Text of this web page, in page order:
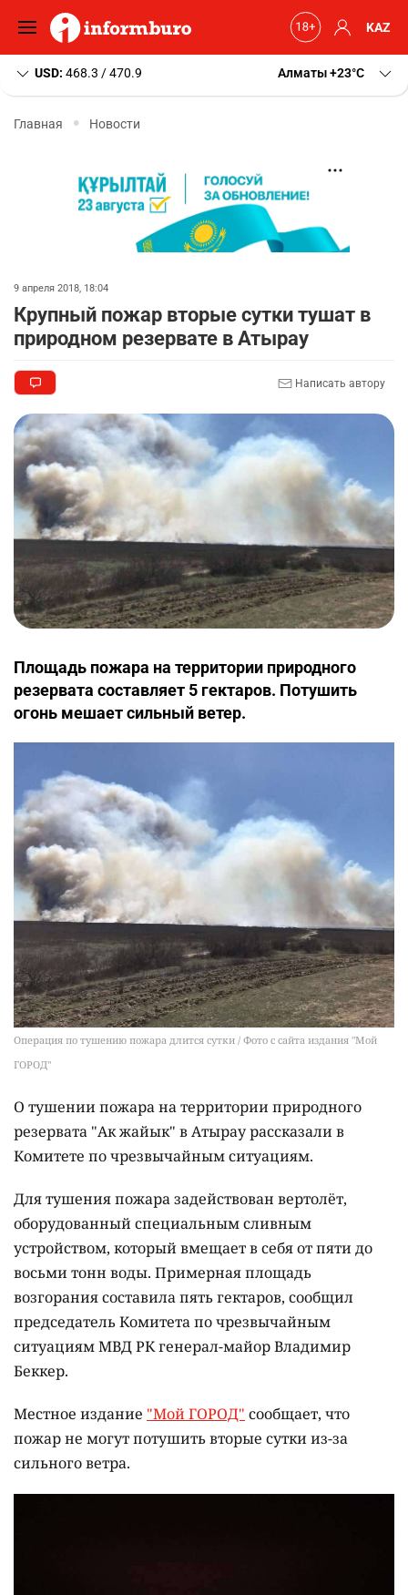
KAZ
USD: 468.3 / 470.9 Алматы+23 C
Главная Новости
9 апреля 2018, 18:04
Крупный пожар вторые сутки тушат в
природном резервате в Атырау
Написать автору
Площадь пожара на территории природного
резервата составляет 5 гектаров. Потушить
огонь мешает сильный ветер.
Операция по тушению пожара длится сутки / Фото с сайта издания "Мой
ГОРОД"
О тушении пожара на территории природного
резервата "Ак жайык" в Атырау рассказали в
Комитете по чрезвычайным ситуациям.
Для тушения пожара задействован вертолёт,
оборудованный специальным сливным
устройством, который вмещает в себя от пяти до
восьми тонн воды. Примерная площадь
возгорания составила пять гектаров, сообщил
председатель Комитета по чрезвычайным
ситуациям МВД РК генерал-майор Владимир
Беккер.
Местное издание "Мой ГОРОД" сообщает, что
пожар не могут потушить вторые сутки из-за
сильного ветра.